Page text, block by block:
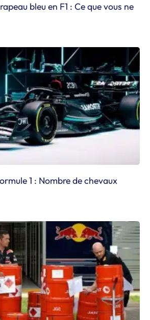
bleu en F1 : Ce que vous ne
1 : Nombre de chevaux